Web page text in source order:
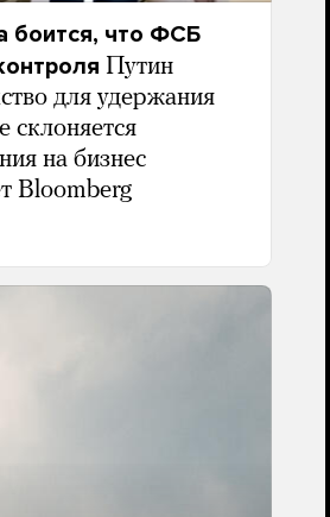
боится, что ФСБ
Путин
для удержания
склоняется
на бизнес
Bloomberg